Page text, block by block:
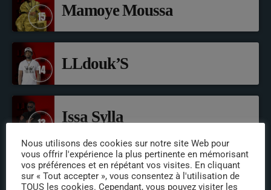
Mamoye Moussa
LLdouk’S
Issa Sylla
INTERVENANTS
Nous utilisons des cookies sur notre site Web pour
vous offrir l'expérience la plus pertinente en mémorisant
vos préférences et en répétant vos visites. En cliquant
sur « Tout accepter », vous consentez à l'utilisation de
TOUS les cookies. Cependant, vous pouvez visiter les